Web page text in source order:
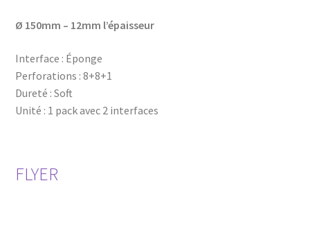
Ø 150mm – 12mm l’épaisseur
Interface : Éponge
Perforations : 8+8+1
Dureté : Soft
Unité : 1 pack avec 2 interfaces
FLYER